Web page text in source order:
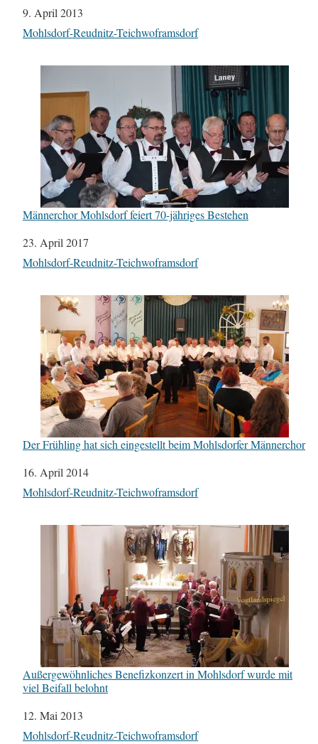
Datum
9. April 2013
In Bezug auf
Mohlsdorf-Reudnitz-Teichwoframsdorf
Männerchor Mohlsdorf feiert 70-jähriges Bestehen
Datum
23. April 2017
In Bezug auf
Mohlsdorf-Reudnitz-Teichwoframsdorf
Der Frühling hat sich eingestellt beim Mohlsdorfer Männerchor
Datum
16. April 2014
In Bezug auf
Mohlsdorf-Reudnitz-Teichwoframsdorf
Außergewöhnliches Benefizkonzert in Mohlsdorf wurde mit
viel Beifall belohnt
Datum
12. Mai 2013
In Bezug auf
Mohlsdorf-Reudnitz-Teichwoframsdorf